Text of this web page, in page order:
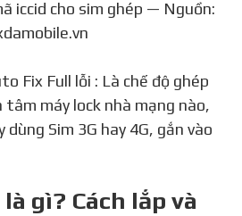
iccid cho sim ghép — Nguồn:
máy lock nhà mạng nào,
Sim 3G hay 4G, gắn vào
gì? Cách lắp và